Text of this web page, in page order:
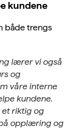
kundene
både trengs
lærer vi også
og
våre interne
kundene.
et riktig og
opplæring og